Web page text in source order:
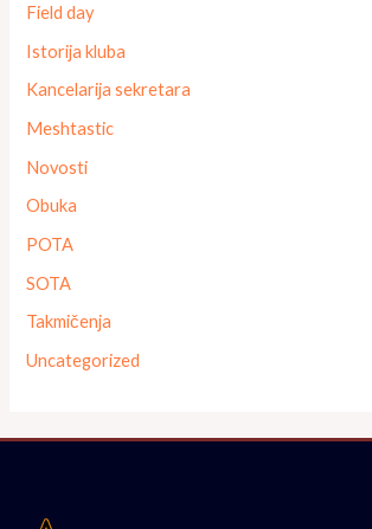
Field day
Istorija kluba
Kancelarija sekretara
Meshtastic
Novosti
Obuka
POTA
SOTA
Takmičenja
Uncategorized